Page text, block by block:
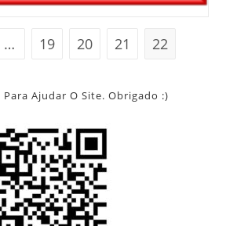
anterior
… 19 20 21 22
Para Ajudar O Site. Obrigado :)